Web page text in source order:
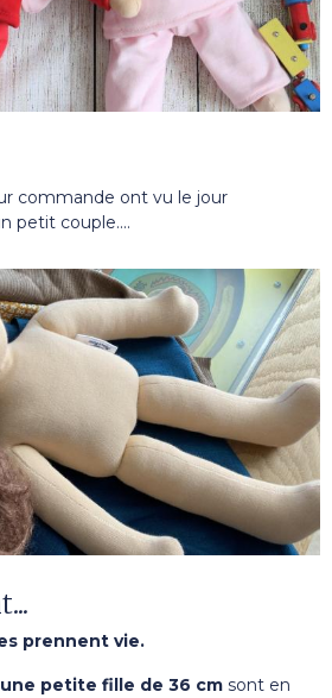
commande ont vu le jour
petit couple....
prennent vie.
petite fille de 36 cm sont en